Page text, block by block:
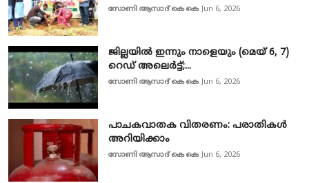
സോണി ആസാദ് കെ കെ Jun 6, 2026
ജില്ലയിൽ ഇന്നും നാളെയും (മെയ് 6, 7)
റെഡ് അലെർട്ട്;...
സോണി ആസാദ് കെ കെ Jun 6, 2026
പാചകവാതക വിതരണം: പരാതികൾ
അറിയിക്കാം
സോണി ആസാദ് കെ കെ Jun 6, 2026